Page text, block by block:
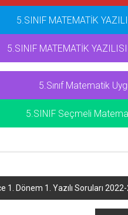
5.SINIF MATEMATİK
5.SINIF MATEMATİK
5.Sınıf Matematik
5.SINIF Seçmeli
1. Dönem 1. Yazılı Soruları